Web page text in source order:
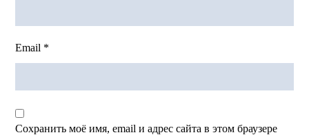
Email *
Сохранить моё имя, email и адрес сайта в этом браузере